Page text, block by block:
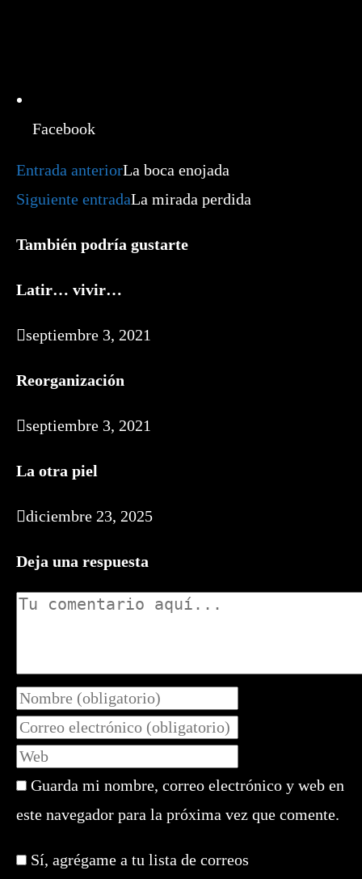
Facebook
Leer
más
artículos
Entrada anteriorLa boca enojada
Siguiente entradaLa mirada perdida
También podría gustarte
Latir… vivir…
septiembre 3, 2021
Reorganización
septiembre 3, 2021
La otra piel
diciembre 23, 2025
Deja una respuesta
Comentario
Introduce
tu
nombre
o
de
usuario
comentar
Introduce
tu
dirección
de
electrónico
comentar
Introduce
la
URL
de
web
(opcional)
Guarda mi nombre, correo electrónico y web en
este navegador para la próxima vez que comente.
Sí, agrégame a tu lista de correos